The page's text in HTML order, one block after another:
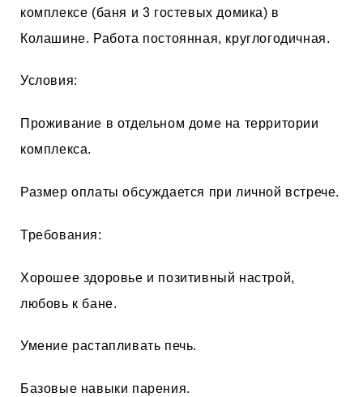
комплексе (баня и 3 гостевых домика) в
Колашине. Работа постоянная, круглогодичная.
Условия:
Проживание в отдельном доме на территории
комплекса.
Размер оплаты обсуждается при личной встрече.
Требования:
Хорошее здоровье и позитивный настрой,
любовь к бане.
Умение растапливать печь.
Базовые навыки парения.